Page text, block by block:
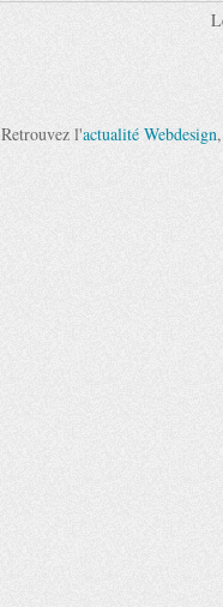
Retrouvez l'actualité Webdesign